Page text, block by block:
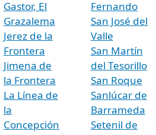
Gastor, El
Grazalema
Jerez de la
Frontera
Jimena de
la Frontera
La Línea de
la
Concepción
Fernando
San José del
Valle
San Martín
del Tesorillo
San Roque
Sanlúcar de
Barrameda
Setenil de